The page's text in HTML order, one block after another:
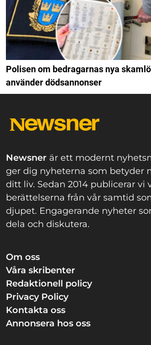
Polisen om bedragarnas nya
använder dödsannonser
Newsner är ett modernt
ger dig nyheterna som betyder
ditt liv. Sedan 2014 publicerar vi
berättelserna från vår samtid
djupet. Engagerande nyheter
dela och diskutera.
Om oss
Våra skribenter
Redaktionell policy
Privacy Policy
Kontakta oss
Annonsera hos oss